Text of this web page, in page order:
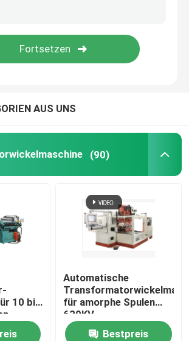
Aluminiumfolie
aus Kupferfolie
Kupferdraht
AUS UNS
(90)
10 bis
Automatische
für amorphe Spulen
630KV
Öltransformator
Bestpreis